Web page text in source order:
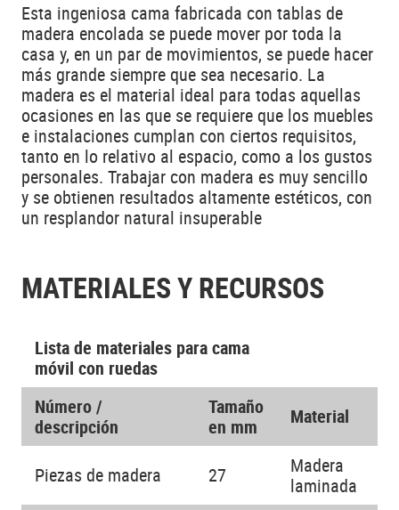
Esta ingeniosa cama fabricada con tablas de
madera encolada se puede mover por toda la
casa y, en un par de movimientos, se puede hacer
más grande siempre que sea necesario. La
madera es el material ideal para todas aquellas
ocasiones en las que se requiere que los muebles
e instalaciones cumplan con ciertos requisitos,
tanto en lo relativo al espacio, como a los gustos
personales. Trabajar con madera es muy sencillo
y se obtienen resultados altamente estéticos, con
un resplandor natural insuperable
MATERIALES Y RECURSOS
Lista de materiales para cama
móvil con ruedas
Número /
descripción
Tamaño
en mm
Material
Piezas de madera 27
Madera
laminada